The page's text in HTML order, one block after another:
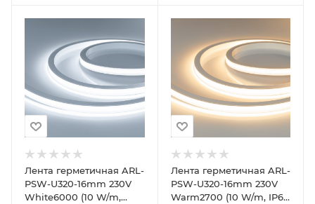
Лента герметичная ARL-
PSW-U320-16mm 230V
White6000 (10 W/m,
Лента герметичная ARL-
PSW-U320-16mm 230V
Warm2700 (10 W/m, IP65,